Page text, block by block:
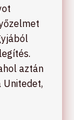
aztán